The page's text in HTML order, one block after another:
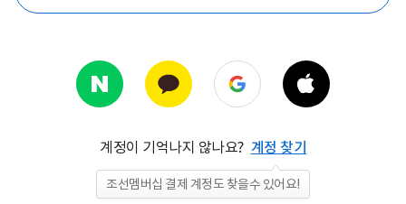
계정이 기억나지 않나요? 계정 찾기
조선멤버십 결제 계정도 찾을수 있어요!